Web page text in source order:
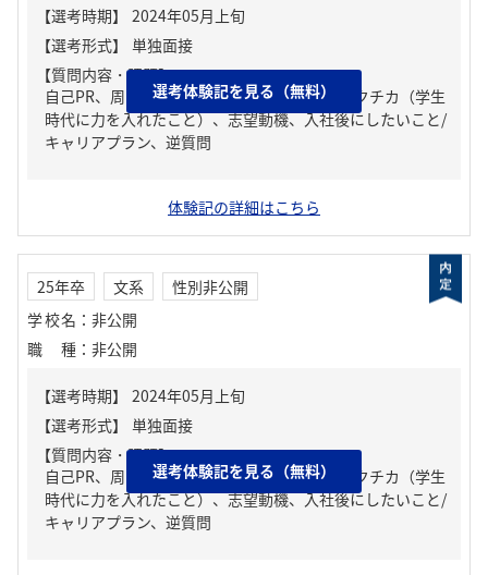
【質問内容・課題】
自己PR、周りからどんな人といわれる？、ガクチカ（学生
時代に力を入れたこと）、志望動機、入社後にしたいこと/
キャリアプラン、逆質問
選考体験記を見る（無料）
体験記の詳細はこちら
25年卒 文系
性別非公開
学校名 ： 非公開
職種 ： 非公開
【質問内容・課題】
自己PR、周りからどんな人といわれる？、ガクチカ（学生
時代に力を入れたこと）、志望動機、入社後にしたいこと/
キャリアプラン、逆質問
選考体験記を見る（無料）